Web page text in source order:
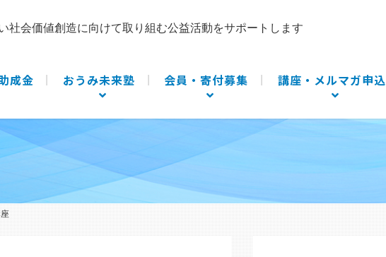
社会価値創造に向けて取り組む公益活動をサポートします
成金 おうみ未来塾 会員・寄付募集 講座・メルマガ申込